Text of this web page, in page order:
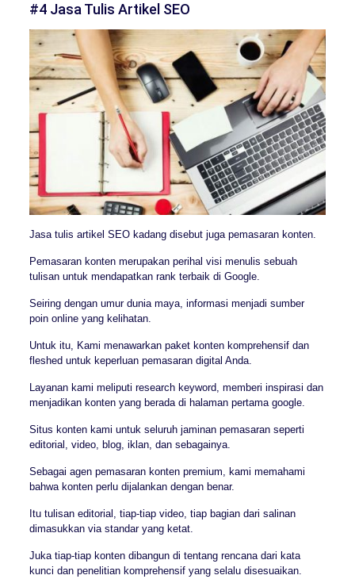
#4 Jasa Tulis Artikel SEO
Jasa tulis artikel SEO kadang disebut juga pemasaran konten.
Pemasaran konten merupakan perihal visi menulis sebuah
tulisan untuk mendapatkan rank terbaik di Google.
Seiring dengan umur dunia maya, informasi menjadi sumber
poin online yang kelihatan.
Untuk itu, Kami menawarkan paket konten komprehensif dan
fleshed untuk keperluan pemasaran digital Anda.
Layanan kami meliputi research keyword, memberi inspirasi dan
menjadikan konten yang berada di halaman pertama google.
Situs konten kami untuk seluruh jaminan pemasaran seperti
editorial, video, blog, iklan, dan sebagainya.
Sebagai agen pemasaran konten premium, kami memahami
bahwa konten perlu dijalankan dengan benar.
Itu tulisan editorial, tiap-tiap video, tiap bagian dari salinan
dimasukkan via standar yang ketat.
Juka tiap-tiap konten dibangun di tentang rencana dari kata
kunci dan penelitian komprehensif yang selalu disesuaikan.